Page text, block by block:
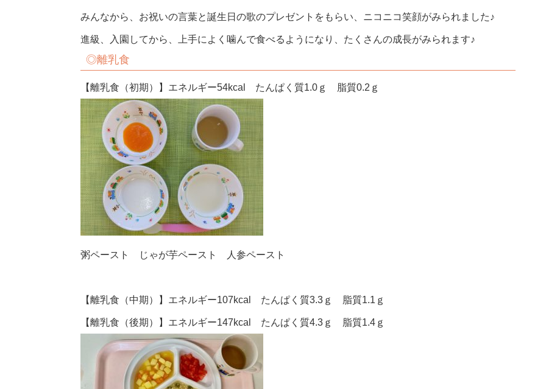
みんなから、お祝いの言葉と誕生日の歌のプレゼントをもらい、ニコニコ笑顔がみられました♪
進級、入園してから、上手によく噛んで食べるようになり、たくさんの成長がみられます♪
◎離乳食
【離乳食（初期）】エネルギー54kcal たんぱく質1.0ｇ 脂質0.2ｇ
粥ペースト じゃが芋ペースト 人参ペースト
【離乳食（中期）】エネルギー107kcal たんぱく質3.3ｇ 脂質1.1ｇ
【離乳食（後期）】エネルギー147kcal たんぱく質4.3ｇ 脂質1.4ｇ